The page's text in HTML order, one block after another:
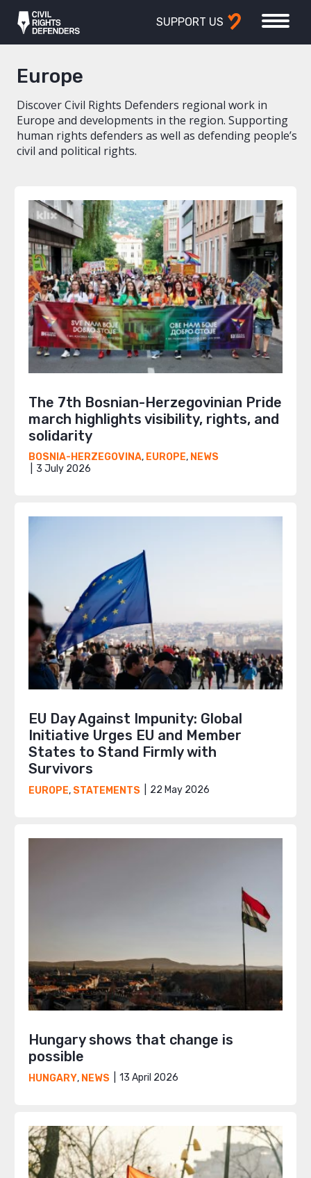
SUPPORT US
Europe
Discover Civil Rights Defenders regional work in
Europe and developments in the region. Supporting
human rights defenders as well as defending people’s
civil and political rights.
The 7th Bosnian-Herzegovinian Pride
march highlights visibility, rights, and
solidarity
BOSNIA-HERZEGOVINA, EUROPE, NEWS
3 July 2026
EU Day Against Impunity: Global
Initiative Urges EU and Member
States to Stand Firmly with
Survivors
EUROPE, STATEMENTS 22 May 2026
Hungary shows that change is
possible
HUNGARY, NEWS 13 April 2026